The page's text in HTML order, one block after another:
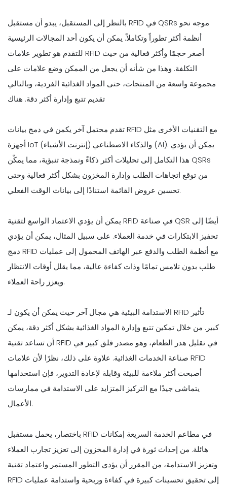
بالنظر إلى المستقبل، يبدو أن مستقبل RFID في QSRs موجه نحو
أنظمة أكثر تطوراً وتكاملاً. يمكن أن يكون أحد المجالات الرئيسية
للتقدم هو تطوير علامات RFID أصغر حجمًا وأكثر فعالية من حيث
التكلفة. وهذا من شأنه أن يجعل من الممكن وضع علامات على
مجموعة واسعة من المنتجات، حتى المواد الغذائية الفردية، وبالتالي
تقديم تتبع وإدارة أكثر دقة. هناك
تقدم محتمل آخر يكمن في دمج بيانات RFID مع التقنيات الأخرى مثل
أجهزة IoT (إنترنت الأشياء) والذكاء الاصطناعي (AI). يمكن أن يؤدي
هذا التكامل إلى تحليلات أكثر ذكاءً ونمذجة تنبؤية، مما يمكّن QSRs
من توقع اتجاهات الطلب وإدارة المخزون بشكل أكثر فعالية وحتى
تحسين عروض القائمة استنادًا إلى بيانات الوقت الفعلي.
يمكن أن يؤدي الاعتماد الواسع لتقنية RFID في صناعة QSR أيضًا إلى
تحفيز الابتكارات في خدمة العملاء. على سبيل المثال، يمكن أن يؤدي
دمج RFID مع أنظمة الطلب والدفع عبر الهاتف المحمول إلى عمليات
طلب بدون تلامس تمامًا وذات كفاءة عالية، مما يقلل أوقات الانتظار
ويعزز راحة العملاء.
الاستدامة البيئية هي مجال آخر حيث يمكن أن يكون لـ RFID تأثير
كبير. من خلال تمكين تتبع وإدارة المواد الغذائية بشكل أكثر دقة، يمكن
أن تساعد تقنية RFID في تقليل هدر الطعام، وهو مصدر قلق كبير في
صناعة الخدمات الغذائية. علاوة على ذلك، نظرًا لأن علامات RFID
أصبحت أكثر ملاءمة للبيئة وقابلة لإعادة التدوير، فإن استخدامها
يتماشى جيدًا مع التركيز المتزايد على الاستدامة في ممارسات
الأعمال.
باختصار، يحمل مستقبل RFID في مطاعم الخدمة السريعة إمكانات
هائلة. من إحداث ثورة في إدارة المخزون إلى تعزيز تجارب العملاء
وتعزيز الاستدامة، من المقرر أن يؤدي التطور المستمر واعتماد تقنية
RFID إلى تحقيق تحسينات كبيرة في كفاءة وربحية واستدامة عمليات